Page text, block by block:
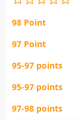
98 Point
97 Point
95-97 points
95-97 points
97-98 points